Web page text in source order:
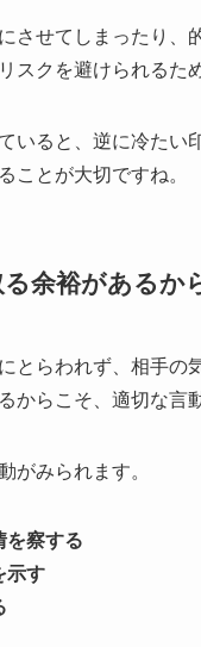
させてしまったり、
スクを避けられるた
いると、逆に冷たい
ことが大切ですね。
余裕があるか
とらわれず、相手の
からこそ、適切な言
がみられます。
を察する
示す